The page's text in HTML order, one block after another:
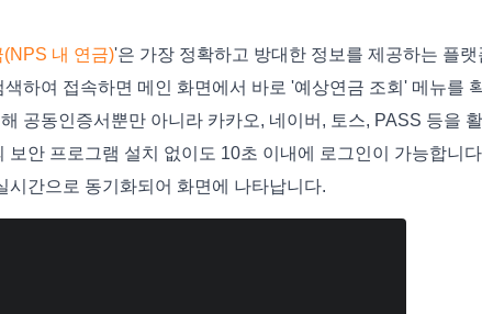
내 연금)'은 가장 정확하고 방대한 정보를 제공하는 플랫
하여 접속하면 메인 화면에서 바로 '예상연금 조회' 메뉴를
공동인증서뿐만 아니라 카카오, 네이버, 토스, PASS 등을 활
안 프로그램 설치 없이도 10초 이내에 로그인이 가능합니
시간으로 동기화되어 화면에 나타납니다.